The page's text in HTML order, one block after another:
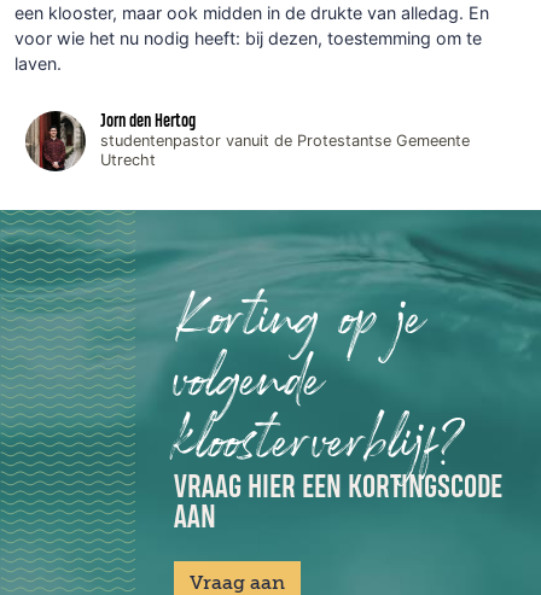
een klooster, maar ook midden in de drukte van alledag. En
voor wie het nu nodig heeft: bij dezen, toestemming om te
laven.
Jorn den Hertog
studentenpastor vanuit de Protestantse Gemeente
Utrecht
Korting op je
volgende
kloosterverblijf?
VRAAG HIER EEN KORTINGSCODE
AAN
Vraag aan